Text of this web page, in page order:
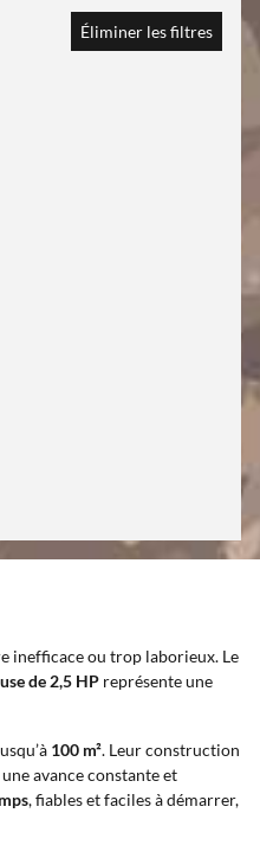
Éliminer les filtres
inefficace ou trop laborieux. Le
de 2,5 HP représente une
100 m². Leur construction
avance constante et
, fiables et faciles à démarrer,